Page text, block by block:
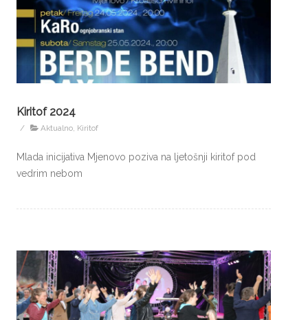
Kiritof 2024
/ Aktualno Kiritof
Mlada inicijativa Mjenovo poziva na ljetošnji kiritof pod
vedrim nebom